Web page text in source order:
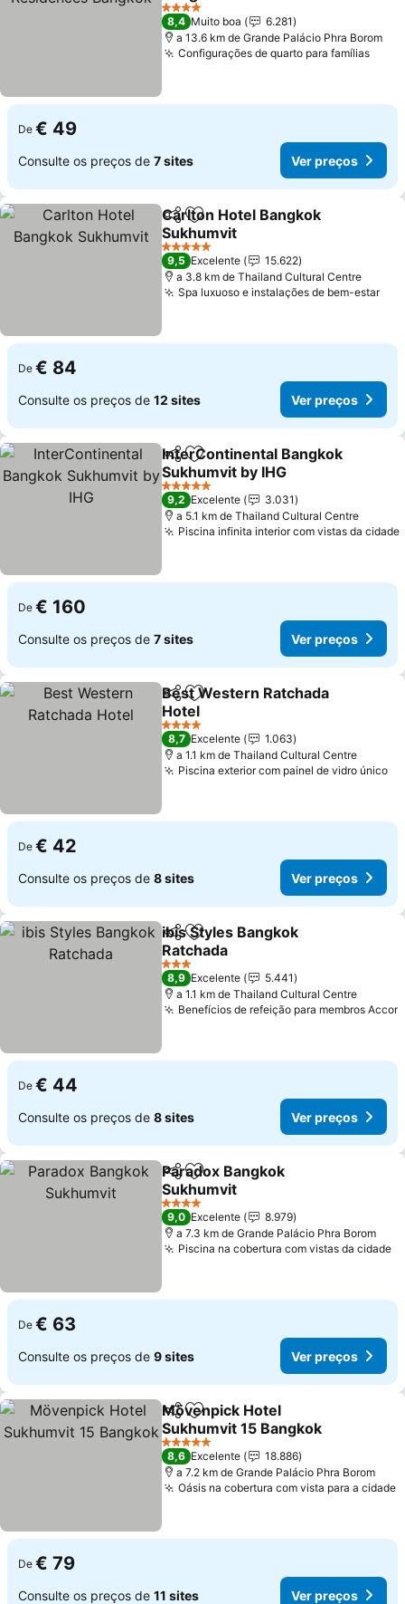
4 Estrelas
8,4 Muito boa
6.281
a 13.6 km de Grande Palácio Phra Borom
Configurações de quarto para famílias
De € 49
Consulte os preços de 7 sites Ver preços
PartilharAdicionar aos favoritos
Carlton Hotel Bangkok
Sukhumvit
5 Estrelas
9,5 Excelente
15.622
a 3.8 km de Thailand Cultural Centre
Spa luxuoso e instalações de bem-estar
De € 84
Consulte os preços de 12 sites Ver preços
PartilharAdicionar aos favoritos
InterContinental Bangkok
Sukhumvit by IHG
5 Estrelas
9,2 Excelente
3.031
a 5.1 km de Thailand Cultural Centre
Piscina infinita interior com vistas da cidade
De € 160
Consulte os preços de 7 sites Ver preços
PartilharAdicionar aos favoritos
Best Western Ratchada
Hotel
4 Estrelas
8,7 Excelente
1.063
a 1.1 km de Thailand Cultural Centre
Piscina exterior com painel de vidro único
De € 42
Consulte os preços de 8 sites Ver preços
PartilharAdicionar aos favoritos
ibis Styles Bangkok
Ratchada
3 Estrelas
8,9 Excelente
5.441
a 1.1 km de Thailand Cultural Centre
Benefícios de refeição para membros Accor
De € 44
Consulte os preços de 8 sites Ver preços
PartilharAdicionar aos favoritos
Paradox Bangkok
Sukhumvit
4 Estrelas
9,0 Excelente
8.979
a 7.3 km de Grande Palácio Phra Borom
Piscina na cobertura com vistas da cidade
De € 63
Consulte os preços de 9 sites Ver preços
PartilharAdicionar aos favoritos
Mövenpick Hotel
Sukhumvit 15 Bangkok
5 Estrelas
8,6 Excelente
18.886
a 7.2 km de Grande Palácio Phra Borom
Oásis na cobertura com vista para a cidade
De € 79
Consulte os preços de 11 sites Ver preços